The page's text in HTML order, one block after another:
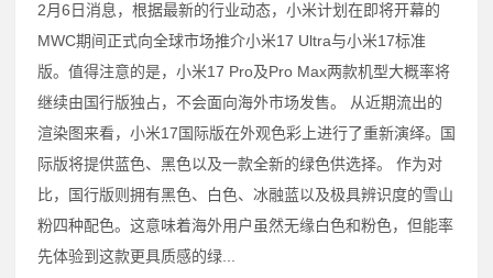
2月6日消息，根据最新的行业动态，小米计划在即将开幕的
MWC期间正式向全球市场推介小米17 Ultra与小米17标准
版。值得注意的是，小米17 Pro及Pro Max两款机型大概率将
继续由国行版独占，不会面向海外市场发售。 从近期流出的
渲染图来看，小米17国际版在外观色彩上进行了重新演绎。国
际版将提供蓝色、黑色以及一款全新的绿色供选择。 作为对
比，国行版则拥有黑色、白色、冰融蓝以及极具辨识度的雪山
粉四种配色。这意味着海外用户虽然无缘白色和粉色，但能率
先体验到这款更具质感的绿...